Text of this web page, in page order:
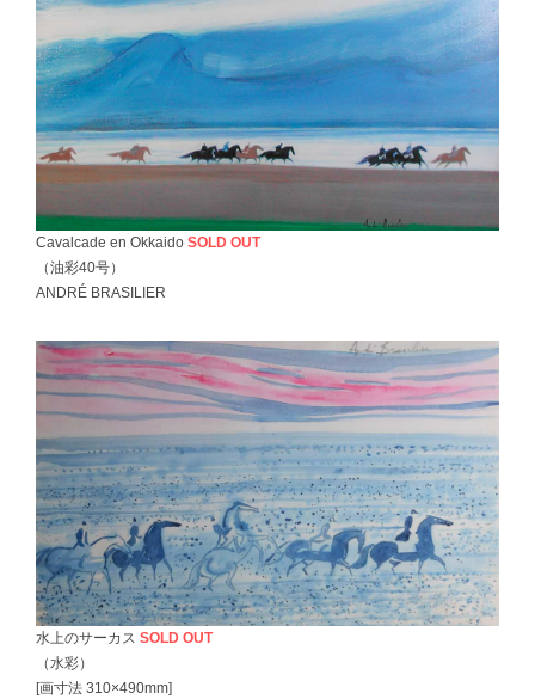
Cavalcade en Okkaido SOLD OUT
（油彩40号）
ANDRÉ BRASILIER
水上のサーカス SOLD OUT
（水彩）
[画寸法 310×490mm]